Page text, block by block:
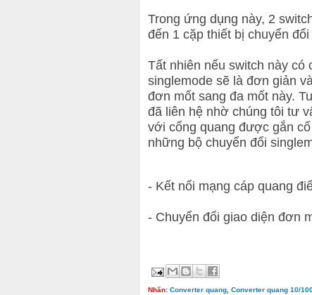
Trong ứng dụng này, 2
đến 1 cặp thiết bị chuyển
Tất nhiên nếu switch này có
singlemode sẽ là đơn giản
đơn mốt sang đa mốt này.
đã liên hệ nhờ chúng tôi tư
với cổng quang được gắn
những bộ chuyển đổi
- Kết nối mạng cáp quang
- Chuyển đổi giao diện đơn
Nhãn: Converter quang Converter quang 10/